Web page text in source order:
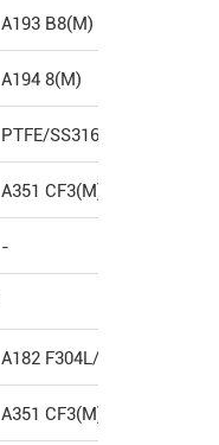
A193 B8(M)
A194 8(M)
PTFE/SS316+GRAPHITE
A351 CF3(M)
-
A182 F304L/F316L
A351 CF3(M)